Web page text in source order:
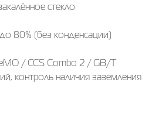
стекло
80% (без конденсации)
/ CCS Сombo 2 / GB/T
контроль наличия заземления